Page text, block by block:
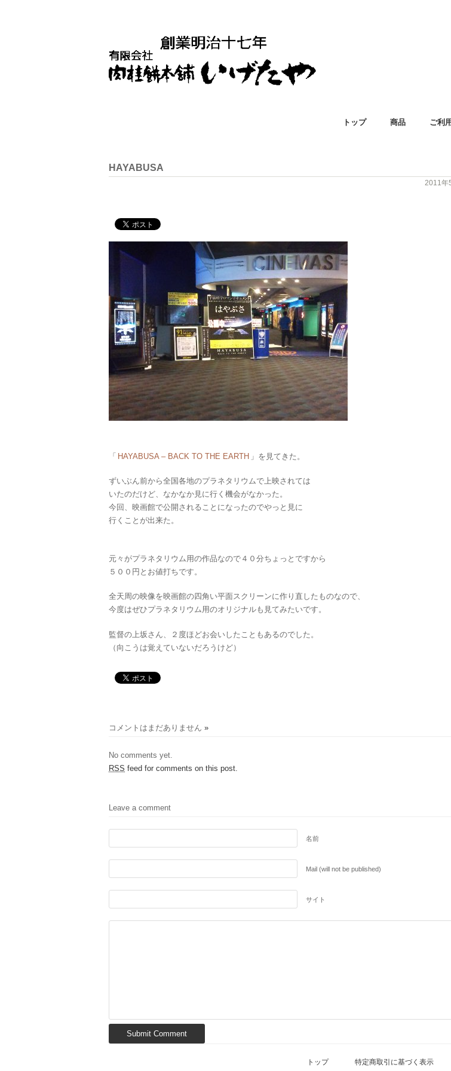
トップ 商品 ご利
HAYABUSA
2011年
「 HAYABUSA – BACK TO THE EARTH 」を見てきた。
ずいぶん前から全国各地のプラネタリウムで上映されては
いたのだけど、なかなか見に行く機会がなかった。
今回、映画館で公開されることになったのでやっと見に
行くことが出来た。
元々がプラネタリウム用の作品なので４０分ちょっとですから
５００円とお値打ちです。
全天周の映像を映画館の四角い平面スクリーンに作り直したものなので、
今度はぜひプラネタリウム用のオリジナルも見てみたいです。
監督の上坂さん、２度ほどお会いしたこともあるのでした。
（向こうは覚えていないだろうけど）
コメントはまだありません »
No comments yet.
RSS feed for comments on this post.
Leave a comment
名前
Mail (will not be published)
サイト
トップ 特定商取引に基づく表示